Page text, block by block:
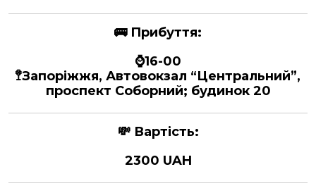
🚌 Прибуття:
⌚16-00
🚏Запоріжжя, Автовокзал “Центральний”,
проспект Соборний; будинок 20
💸 Вартість:
2300 UAH